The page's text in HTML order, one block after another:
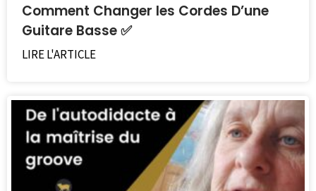
Comment Changer les Cordes D’une
Guitare Basse ✅
LIRE L'ARTICLE